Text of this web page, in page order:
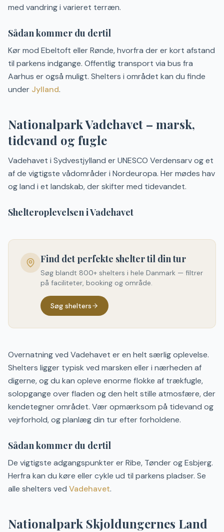
med vandring i varieret terræn.
Sådan kommer du dertil
Kør mod Ebeltoft eller Rønde, hvorfra der er kort afstand
til parkens indgange. Offentlig transport via bus fra
Aarhus er også muligt. Shelters i området kan du finde
under Jylland.
Nationalpark Vadehavet – marsk,
tidevand og fugle
Vadehavet i Sydvestjylland er UNESCO Verdensarv og et
af de vigtigste vådområder i Nordeuropa. Her mødes hav
og land i et landskab, der skifter med tidevandet.
Shelteroplevelsen i Vadehavet
Find det perfekte shelter til din tur
Søg blandt 800+ shelters i hele Danmark — filtrer
på faciliteter, booking og område.
Søg shelters
Overnatning ved Vadehavet er en helt særlig oplevelse.
Shelters ligger typisk ved marsken eller i nærheden af
digerne, og du kan opleve enorme flokke af trækfugle,
solopgange over fladen og den helt stille atmosfære, der
kendetegner området. Vær opmærksom på tidevand og
vejrforhold, og planlæg din tur efter forholdene.
Sådan kommer du dertil
De vigtigste adgangspunkter er Ribe, Tønder og Esbjerg.
Herfra kan du køre eller cykle ud til parkens pladser. Se
alle shelters ved Vadehavet.
Nationalpark Skjoldungernes Land